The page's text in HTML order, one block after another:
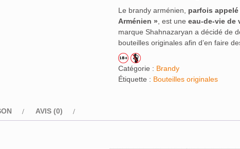
Le brandy arménien, parfois
Arménien » , est une eau-de-vie de
marque Shahnazaryan a décidé de
bouteilles originales afin d’en faire
Catégorie : Brandy
Étiquette : Bouteilles originales
AVIS (0)